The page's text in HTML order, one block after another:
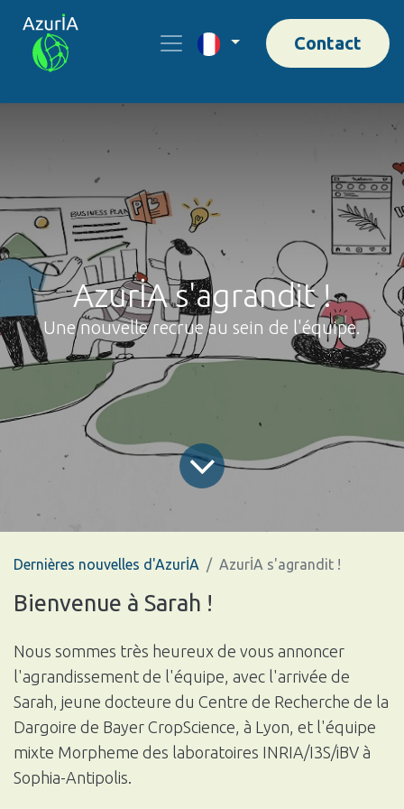
Contact
AzurİA s'agrandit !
Une nouvelle recrue au sein de l'équipe.
Dernières nouvelles d'AzurİA AzurİA s'agrandit !
Bienvenue à Sarah !
Nous sommes très heureux de vous annoncer
l'agrandissement de l'équipe, avec l'arrivée de
Sarah, jeune docteure du Centre de Recherche de la
Dargoire de Bayer CropScience, à Lyon, et l'équipe
mixte Morpheme des laboratoires INRIA/I3S/iBV à
Sophia-Antipolis.